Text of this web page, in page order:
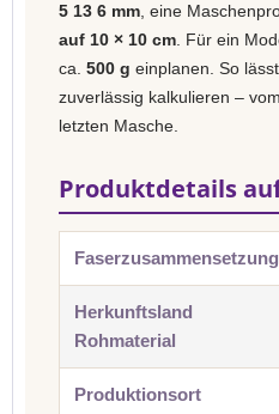
5 13 6 mm , eine
auf 10 × 10 cm . Für ein
ca. 500 g einplanen. So
zuverlässig kalkulieren –
letzten Masche.
Produktdetails
Faserzusammensetzung
Herkunftsland
Rohmaterial
Produktionsort